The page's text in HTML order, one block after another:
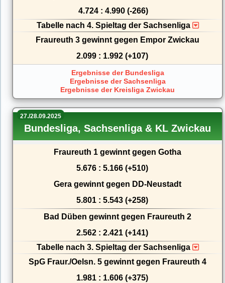
4.724 : 4.990 (-266)
Tabelle nach 4. Spieltag der Sachsenliga
Fraureuth 3 gewinnt gegen Empor Zwickau
2.099 : 1.992 (+107)
Ergebnisse der Bundesliga
Ergebnisse der Sachsenliga
Ergebnisse der Kreisliga Zwickau
27./28.09.2025
Bundesliga, Sachsenliga & KL Zwickau
Fraureuth 1 gewinnt gegen Gotha
5.676 : 5.166 (+510)
Gera gewinnt gegen DD-Neustadt
5.801 : 5.543 (+258)
Bad Düben gewinnt gegen Fraureuth 2
2.562 : 2.421 (+141)
Tabelle nach 3. Spieltag der Sachsenliga
SpG Fraur./Oelsn. 5 gewinnt gegen Fraureuth 4
1.981 : 1.606 (+375)